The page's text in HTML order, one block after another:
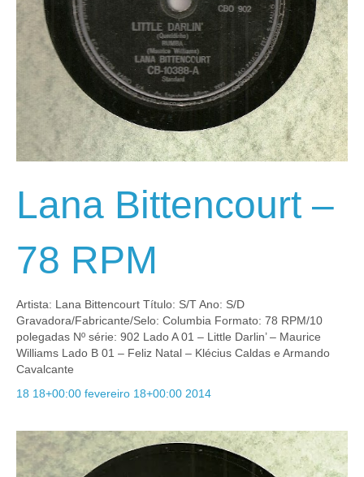
Lana Bittencourt –
78 RPM
Artista: Lana Bittencourt Título: S/T Ano: S/D
Gravadora/Fabricante/Selo: Columbia Formato: 78 RPM/10
polegadas Nº série: 902 Lado A 01 – Little Darlin’ – Maurice
Williams Lado B 01 – Feliz Natal – Klécius Caldas e Armando
Cavalcante
18 18+00:00 fevereiro 18+00:00 2014